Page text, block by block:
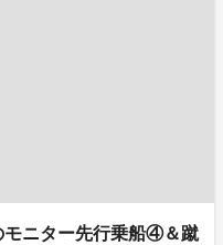
モニター先行乗船④＆蹴